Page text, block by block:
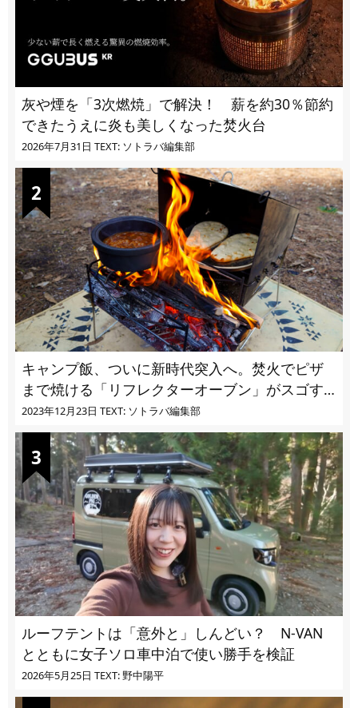
灰や煙を「3次燃焼」で解決！ 薪を約30％節約
できたうえに炎も美しくなった焚火台
2026年7月31日 TEXT: ソトラバ編集部
キャンプ飯、ついに新時代突入へ。焚火でピザ
まで焼ける「リフレクターオーブン」がスゴす
ぎる
2023年12月23日 TEXT: ソトラバ編集部
ルーフテントは「意外と」しんどい？ N-VAN
とともに女子ソロ車中泊で使い勝手を検証
2026年5月25日 TEXT: 野中陽平